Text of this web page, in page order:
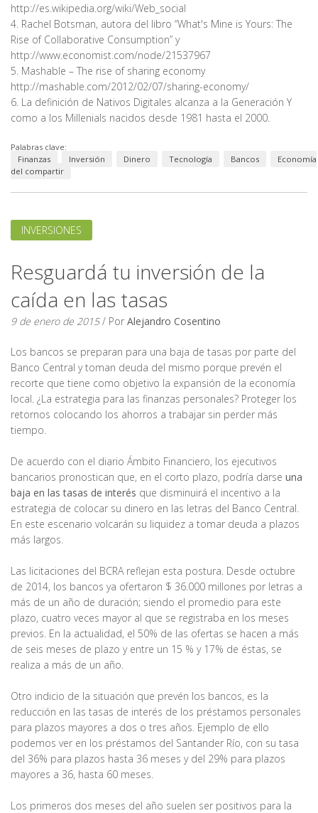
http://es.wikipedia.org/wiki/Web_social
4. Rachel Botsman, autora del libro “What's Mine is Yours: The
Rise of Collaborative Consumption” y
http://www.economist.com/node/21537967
5. Mashable – The rise of sharing economy
http://mashable.com/2012/02/07/sharing-economy/
6. La definición de Nativos Digitales alcanza a la Generación Y
como a los Millenials nacidos desde 1981 hasta el 2000.
Palabras clave:
Finanzas
Inversión Dinero Tecnología Bancos
Economía
del compartir
INVERSIONES
Resguardá tu inversión de la
caída en las tasas
9 de enero de 2015/ Por Alejandro Cosentino
Los bancos se preparan para una baja de tasas por parte del
Banco Central y toman deuda del mismo porque prevén el
recorte que tiene como objetivo la expansión de la economía
local. ¿La estrategia para las finanzas personales? Proteger los
retornos colocando los ahorros a trabajar sin perder más
tiempo.
De acuerdo con el diario Ámbito Financiero, los ejecutivos
bancarios pronostican que, en el corto plazo, podría darse una
baja en las tasas de interés que disminuirá el incentivo a la
estrategia de colocar su dinero en las letras del Banco Central.
En este escenario volcarán su liquidez a tomar deuda a plazos
más largos.
Las licitaciones del BCRA reflejan esta postura. Desde octubre
de 2014, los bancos ya ofertaron $ 36.000 millones por letras a
más de un año de duración; siendo el promedio para este
plazo, cuatro veces mayor al que se registraba en los meses
previos. En la actualidad, el 50% de las ofertas se hacen a más
de seis meses de plazo y entre un 15 % y 17% de éstas, se
realiza a más de un año.
Otro indicio de la situación que prevén los bancos, es la
reducción en las tasas de interés de los préstamos personales
para plazos mayores a dos o tres años. Ejemplo de ello
podemos ver en los préstamos del Santander Río, con su tasa
del 36% para plazos hasta 36 meses y del 29% para plazos
mayores a 36, hasta 60 meses.
Los primeros dos meses del año suelen ser positivos para la